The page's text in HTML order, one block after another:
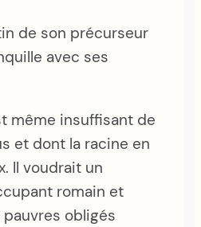
de son précurseur
avec ses
même insuffisant de
et dont la racine en
Il voudrait un
romain et
obligés